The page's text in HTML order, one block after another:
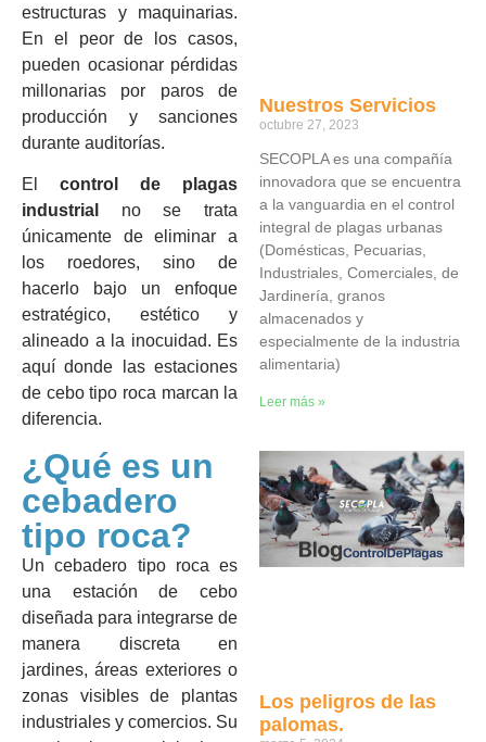
estructuras y maquinarias.
En el peor de los casos,
pueden ocasionar pérdidas
millonarias por paros de
producción y sanciones
durante auditorías.
Elcontrol de plagas
industrial
no se trata
únicamente de eliminar a
los roedores, sino de
hacerlo bajo un enfoque
estratégico, estético y
alineado a la inocuidad. Es
aquí donde las estaciones
de cebo tipo roca marcan la
diferencia.
¿Qué es un
cebadero
tipo roca?
Un cebadero tipo roca es
una estación de cebo
diseñada para integrarse de
manera discreta en
jardines, áreas exteriores o
zonas visibles de plantas
industriales y comercios. Su
Nuestros Servicios
octubre 27, 2023
SECOPLA es una compañía
innovadora que se encuentra
a la vanguardia en el control
integral de plagas urbanas
(Domésticas, Pecuarias,
Industriales, Comerciales, de
Jardinería, granos
almacenados y
especialmente de la industria
alimentaria)
Leer más »
Los peligros de las
palomas.